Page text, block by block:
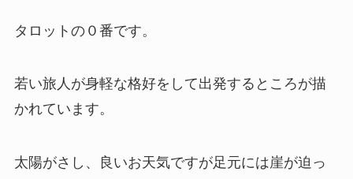
タロットの０番です。
若い旅人が身軽な格好をして出発するところが描
かれています。
太陽がさし、良いお天気ですが足元には崖が迫っ